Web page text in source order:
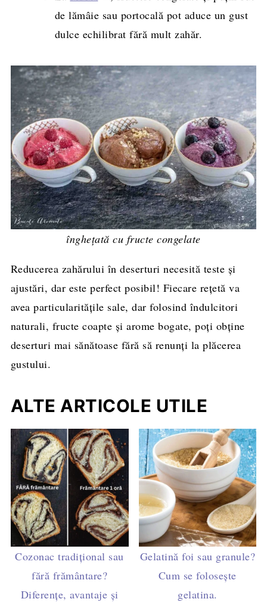
de lămâie sau portocală pot aduce un gust
dulce echilibrat fără mult zahăr.
înghețată cu fructe congelate
Reducerea zahărului în deserturi necesită teste și
ajustări, dar este perfect posibil! Fiecare rețetă va
avea particularitățile sale, dar folosind îndulcitori
naturali, fructe coapte și arome bogate, poți obține
deserturi mai sănătoase fără să renunți la plăcerea
gustului.
ALTE ARTICOLE UTILE
Cozonac tradițional sau
fără frământare?
Diferențe, avantaje și
Gelatină foi sau granule?
Cum se folosește
gelatina.